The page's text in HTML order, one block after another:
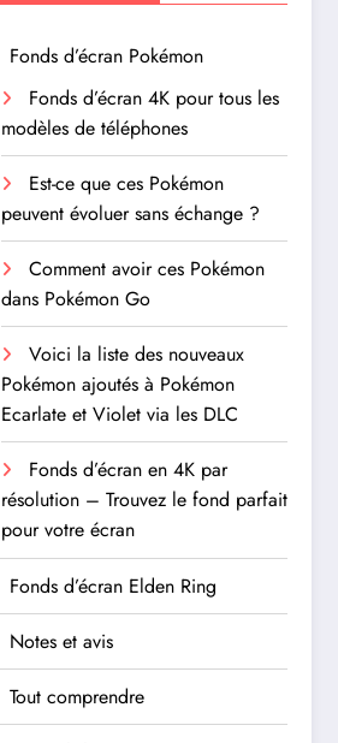
Fonds d’écran Pokémon
Fonds d’écran 4K pour tous les
modèles de téléphones
Est-ce que ces Pokémon
peuvent évoluer sans échange ?
Comment avoir ces Pokémon
dans Pokémon Go
Voici la liste des nouveaux
Pokémon ajoutés à Pokémon
Ecarlate et Violet via les DLC
Fonds d’écran en 4K par
résolution – Trouvez le fond parfait
pour votre écran
Fonds d’écran Elden Ring
Notes et avis
Tout comprendre